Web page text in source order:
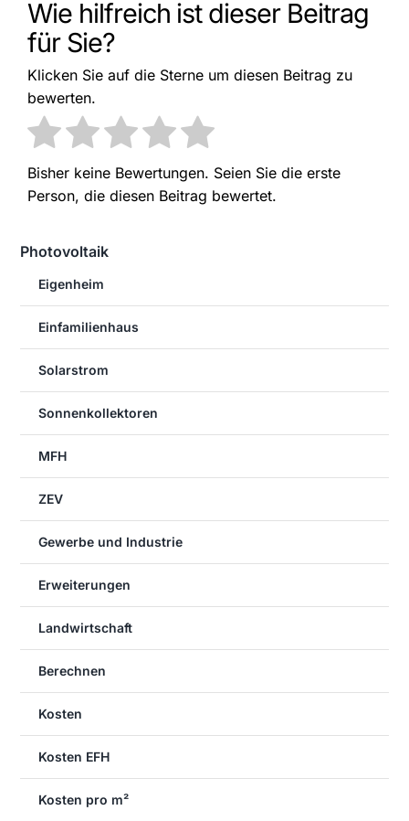
Photovoltaik
Eigenheim
Einfamilienhaus
Solarstrom
Sonnenkollektoren
MFH
ZEV
Gewerbe und Industrie
Erweiterungen
Landwirtschaft
Berechnen
Kosten
Kosten EFH
Kosten pro m²
Wie hilfreich ist dieser Beitrag
für Sie?
Klicken Sie auf die Sterne um diesen Beitrag zu
bewerten.
Bisher keine Bewertungen. Seien Sie die erste
Person, die diesen Beitrag bewertet.